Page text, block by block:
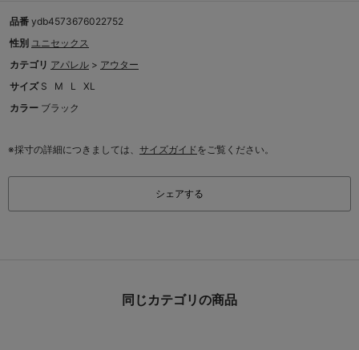
品番 ydb4573676022752
性別 ユニセックス
カテゴリ アパレル > アウター
サイズ S M L
XL
カラー ブラック
※採寸の詳細につきましては、 サイズガイドをご覧ください。
シェアする
同じカテゴリの商品